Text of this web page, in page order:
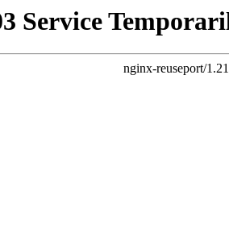
Service
nginx-reuseport/